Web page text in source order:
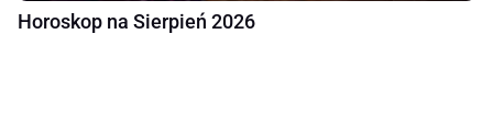
Horoskop na Sierpień 2026